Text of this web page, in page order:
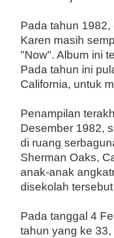
Pada tahun
Karen masih
"Now". Album ini
Pada tahun ini
California, untuk
Penampilan
Desember 1982,
di ruang
Sherman Oaks,
anak-anak
disekolah
Pada tanggal 4
tahun yang ke